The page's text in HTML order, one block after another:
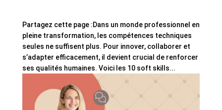
Partagez cette page :Dans un monde professionnel en
pleine transformation, les compétences techniques
seules ne suffisent plus. Pour innover, collaborer et
s’adapter efficacement, il devient crucial de renforcer
ses qualités humaines. Voici les 10 soft skills...